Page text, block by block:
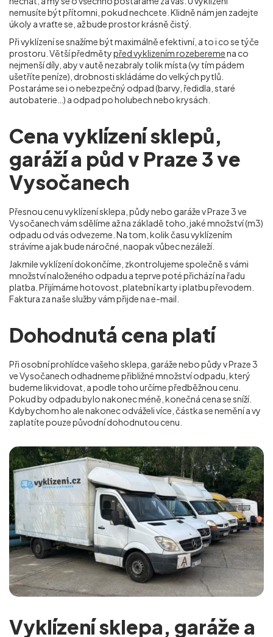
nemusíte být přítomni, pokud nechcete. Klidně nám jen zadejte
úkoly a vraťte se, až bude prostor krásně čistý.
Při vyklízení se snažíme být maximálně efektivní, a to i co se týče
prostoru. Větší předmětypřed vyklizením rozeberemena co
nejmenší díly, aby v autě nezabraly tolik místa (vy tím pádem
ušetříte peníze), drobnosti skládáme do velkých pytlů.
Postaráme se i o nebezpečný odpad (barvy, ředidla, staré
autobaterie…) a odpad po holubech nebo krysách.
Cena vyklízení sklepů,
garáží a půd v Praze 3 ve
Vysočanech
Přesnou cenu vyklízení sklepa, půdy nebo garáže v Praze 3 ve
Vysočanechvám sdělíme až na základě toho, jaké množství (m3)
odpadu od vás odvezeme. Na tom, kolik času vyklízením
strávíme a jak bude náročné, naopak vůbec nezáleží.
Jakmile vyklízení dokončíme, zkontrolujeme společně s vámi
množství naloženého odpadu a teprve poté přichází na řadu
platba. Přijímáme hotovost, platební karty i platbu převodem.
Faktura za naše služby vám přijde na e-mail.
Dohodnutá cena platí
Při osobní prohlídce vašeho sklepa, garáže nebo půdy v Praze 3
ve Vysočanech odhadneme přibližné množství odpadu, který
budeme likvidovat, a podle toho určíme předběžnou cenu.
Pokud by odpadu bylo nakonec méně, konečná cena se sníží.
Kdybychom ho ale nakonec odváželi více, částka se nemění a vy
zaplatíte pouze původní dohodnutou cenu.
Vyklízení sklepa, garáže a